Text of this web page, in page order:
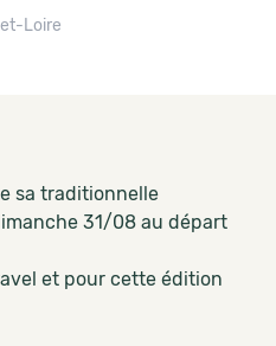
Loire
sa traditionnelle
31/08 au départ
et pour cette édition